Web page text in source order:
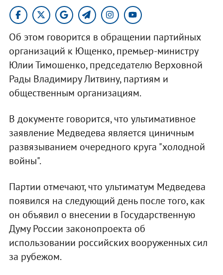
Об этом говорится в обращении партийных
организаций к Ющенко, премьер-министру
Юлии Тимошенко, председателю Верховной
Рады Владимиру Литвину, партиям и
общественным организациям.
В документе говорится, что ультимативное
заявление Медведева является циничным
развязыванием очередного круга "холодной
войны".
Партии отмечают, что ультиматум Медведева
появился на следующий день после того, как
он объявил о внесении в Государственную
Думу России законопроекта об
использовании российских вооруженных сил
за рубежом.